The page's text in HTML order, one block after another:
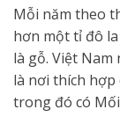
Mỗi năm theo
hơn một tỉ đô
là gỗ. Việt
là nơi thích
trong đó có